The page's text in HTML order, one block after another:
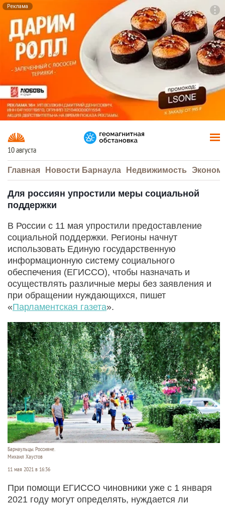
Реклама
10 августа
Главная Новости Барнаула Недвижимость
Для россиян упростили меры социальной
поддержки
В России с 11 мая упростили предоставление
социальной поддержки. Регионы начнут
использовать Единую государственную
информационную систему социального
обеспечения (ЕГИССО), чтобы назначать и
осуществлять различные меры без заявления и
при обращении нуждающихся, пишет
«Парламентская газета».
Барнаульцы. Россияне.
Михаил Хаустов
11 мая 2021 в 16:36
При помощи ЕГИССО чиновники уже с 1 января
2021 году могут определять, нуждается ли